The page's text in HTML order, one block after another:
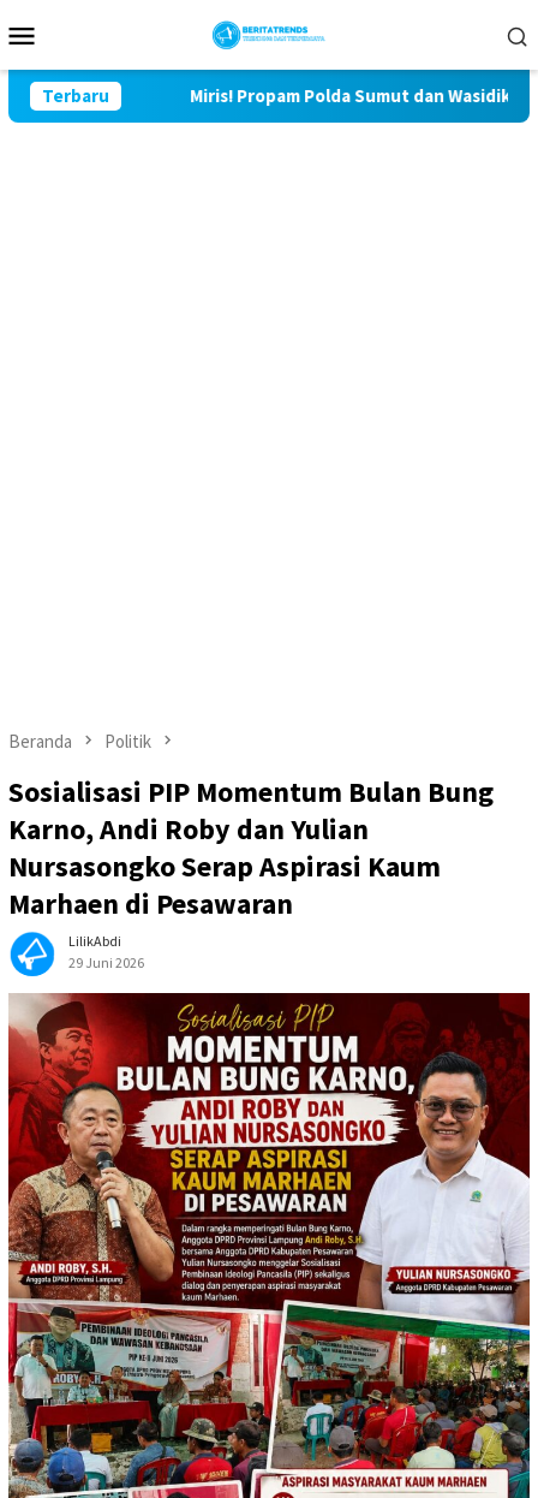
ke
Mobile
TerbaruMiris! Propam Polda Sumut dan Wasidik
Beranda Politik
Sosialisasi PIP Momentum Bulan Bung
Karno, Andi Roby dan Yulian
Nursasongko Serap Aspirasi Kaum
Marhaen di Pesawaran
LilikAbdi
29 Juni 2026